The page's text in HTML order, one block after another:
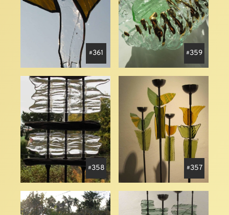
361 359
358 357